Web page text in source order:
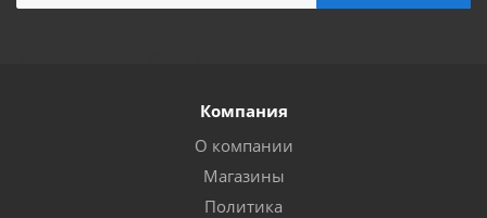
Компания
О компании
Магазины
Политика